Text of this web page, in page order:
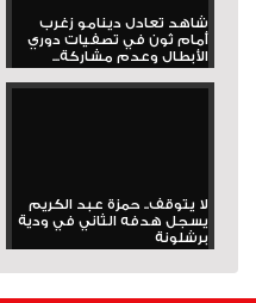
شاهد تعادل دينامو زغرب
أمام ثون في تصفيات دوري
الأبطال وعدم مشاركة...
لا يتوقف.. حمزة عبد الكريم
يسجل هدفه الثاني في ودية
برشلونة